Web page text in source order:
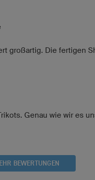
großartig. Die fertigen
Genau wie wir es
BEWERTUNGEN